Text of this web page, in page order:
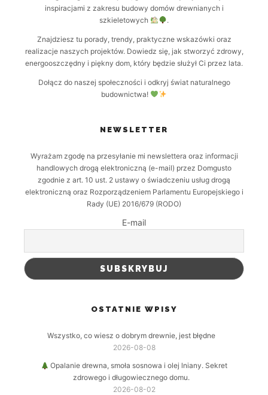
inspiracjami z zakresu budowy domów drewnianych i
szkieletowych
.
Znajdziesz tu porady, trendy, praktyczne wskazówki oraz
realizacje naszych projektów. Dowiedz się, jak stworzyć zdrowy,
energooszczędny i piękny dom, który będzie służył Ci przez lata.
Dołącz do naszej społeczności i odkryj świat naturalnego
budownictwa!
NEWSLETTER
Wyrażam zgodę na przesyłanie mi newslettera oraz informacji
handlowych drogą elektroniczną (e-mail) przez Domgusto
zgodnie z art. 10 ust. 2 ustawy o świadczeniu usług drogą
elektroniczną oraz Rozporządzeniem Parlamentu Europejskiego i
Rady (UE) 2016/679 (RODO)
E-mail
OSTATNIE WPISY
Wszystko, co wiesz o dobrym drewnie, jest błędne
2026-08-08
Opalanie drewna, smoła sosnowa i olej lniany. Sekret
zdrowego i długowiecznego domu.
2026-08-02